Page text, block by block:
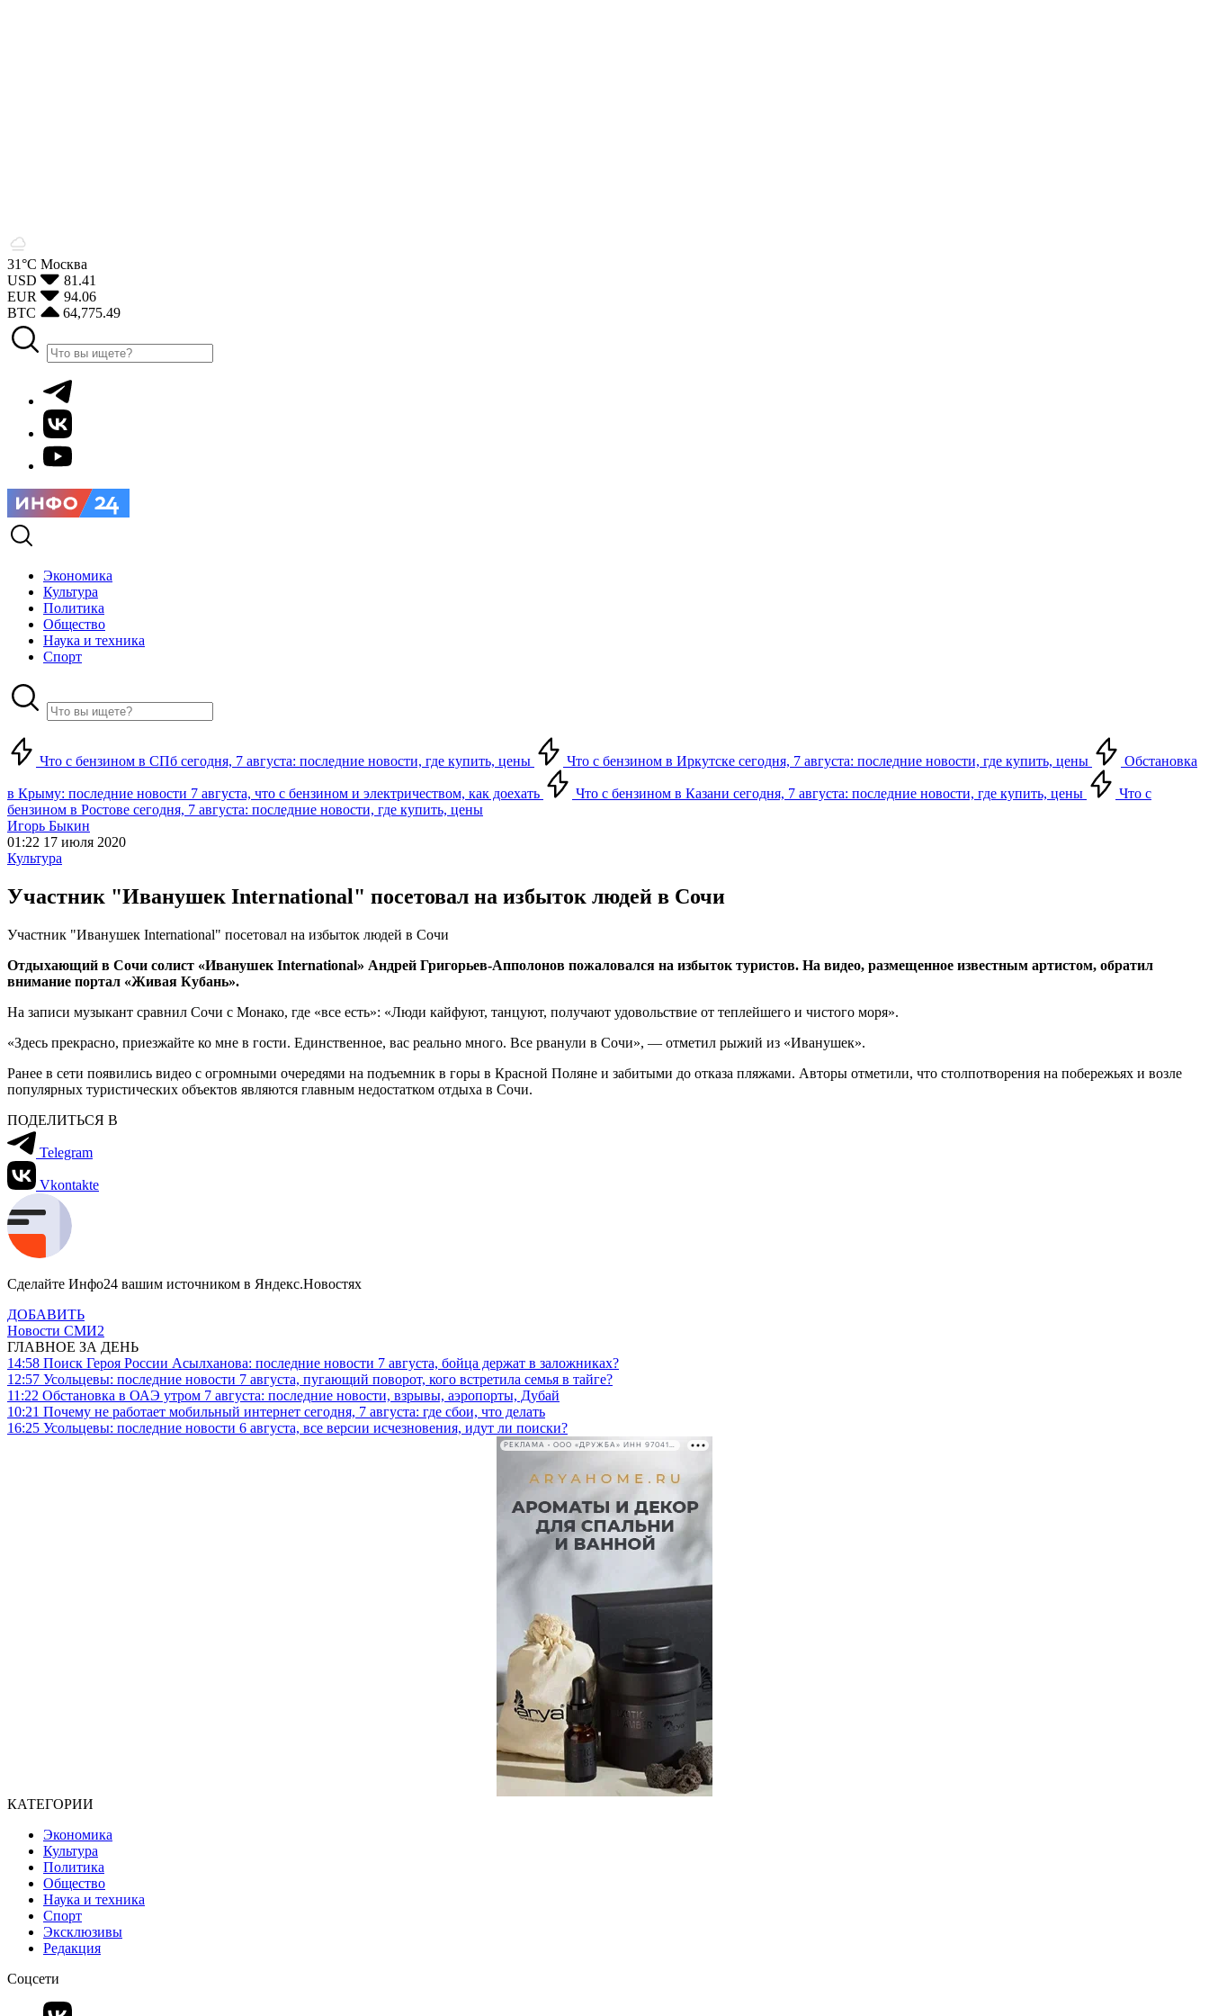
31°С Москва
USD
81.41
EUR
94.06
BTC
64,775.49
Экономика
Культура
Политика
Общество
Наука и техника
Спорт
Что с бензином в СПб сегодня, 7 августа: последние новости, где купить, цены Что с бензином в Иркутске сегодня, 7 августа: последние новости, где купить, цены Обстановка
в Крыму: последние новости 7 августа, что с бензином и электричеством, как доехать Что с бензином в Казани сегодня, 7 августа: последние новости, где купить, цены
Что с
бензином в Ростове сегодня, 7 августа: последние новости, где купить, цены
Игорь Быкин
01:22 17 июля 2020
Культура
Участник "Иванушек International" посетовал на избыток людей в Сочи
Участник "Иванушек International" посетовал на избыток людей в Сочи
Отдыхающий в Сочи солист «Иванушек International» Андрей Григорьев-Апполонов пожаловался на избыток туристов. На видео, размещенное известным артистом, обратил
внимание портал «Живая Кубань».
На записи музыкант сравнил Сочи с Монако, где «все есть»: «Люди кайфуют, танцуют, получают удовольствие от теплейшего и чистого моря».
«Здесь прекрасно, приезжайте ко мне в гости. Единственное, вас реально много. Все рванули в Сочи», — отметил рыжий из «Иванушек».
Ранее в сети появились видео с огромными очередями на подъемник в горы в Красной Поляне и забитыми до отказа пляжами. Авторы отметили, что столпотворения на побережьях и возле
популярных туристических объектов являются главным недостатком отдыха в Сочи.
ПОДЕЛИТЬСЯ В
Telegram
Vkontakte
Сделайте Инфо24 вашим источником в Яндекс.Новостях
ДОБАВИТЬ
Новости СМИ2
ГЛАВНОЕ ЗА ДЕНЬ
14:58 Поиск Героя России Асылханова: последние новости 7 августа, бойца держат в заложниках?
12:57 Усольцевы: последние новости 7 августа, пугающий поворот, кого встретила семья в тайге?
11:22 Обстановка в ОАЭ утром 7 августа: последние новости, взрывы, аэропорты, Дубай
10:21 Почему не работает мобильный интернет сегодня, 7 августа: где сбои, что делать
16:25 Усольцевы: последние новости 6 августа, все версии исчезновения, идут ли поиски?
РЕКЛАМА • ООО «ДРУЖБА» ИНН 9704146411
КАТЕГОРИИ
Экономика
Культура
Политика
Общество
Наука и техника
Спорт
Эксклюзивы
Редакция
Соцсети